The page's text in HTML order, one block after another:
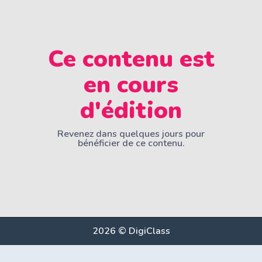
Ce contenu est
en cours
d'édition
Revenez dans quelques jours pour
bénéficier de ce contenu.
2026 © DigiClass